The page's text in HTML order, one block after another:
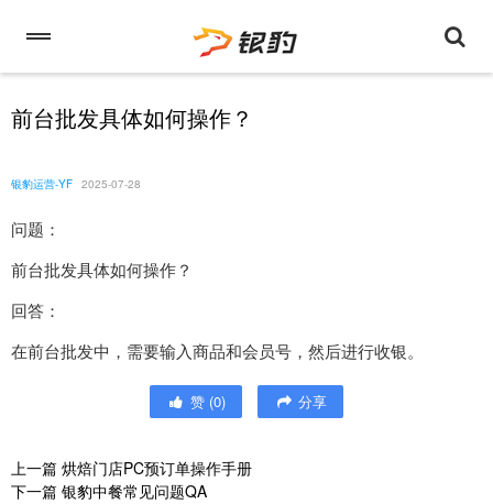
前台批发具体如何操作？
银豹运营-YF 2025-07-28
问题：
前台批发具体如何操作？
回答：
在前台批发中，需要输入商品和会员号，然后进行收银。
赞 (0) 分享
上一篇 烘焙门店PC预订单操作手册
下一篇 银豹中餐常见问题QA